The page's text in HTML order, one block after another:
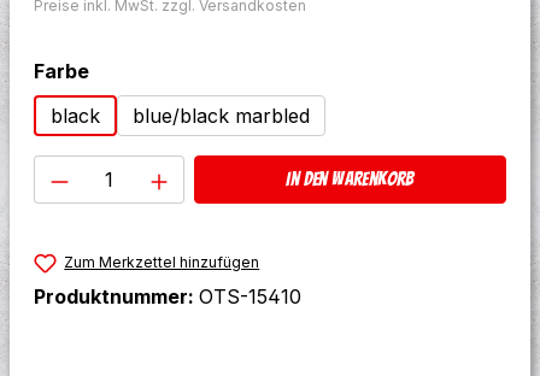
Preise inkl. MwSt. zzgl. Versandkosten
Farbeauswählen
black
blue/black marbled
Produkt Anzahl: Gib den
In den Warenkorb
Zum Merkzettel hinzufügen
Produktnummer: OTS-15410